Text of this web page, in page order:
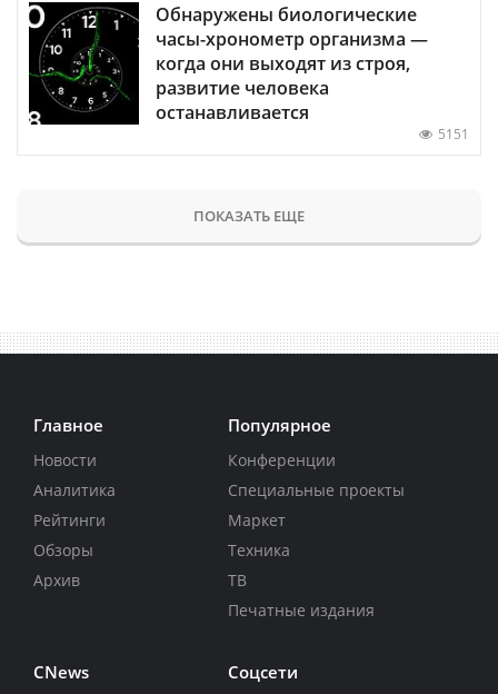
Обнаружены биологические
часы-хронометр организма —
когда они выходят из строя,
развитие человека
останавливается
5151
ПОКАЗАТЬ ЕЩЕ
Главное
Новости
Аналитика
Рейтинги
Обзоры
Архив
Популярное
Конференции
Специальные проекты
Маркет
Техника
ТВ
Печатные издания
CNews Соцсети